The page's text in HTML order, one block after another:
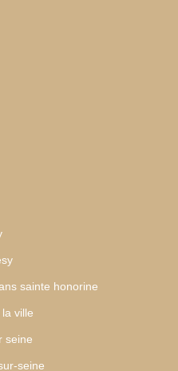
sainte honorine
ville
seine
seine